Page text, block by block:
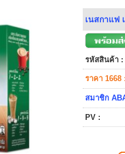
เนสกาแฟ
รหัสสินค้า :
ราคา 1668
สมาชิก
PV :